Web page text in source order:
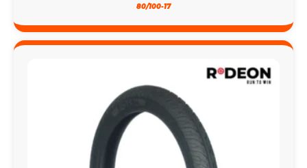
80/100-17